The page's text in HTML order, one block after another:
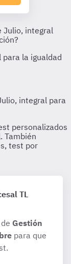
TL
Gestión
para que